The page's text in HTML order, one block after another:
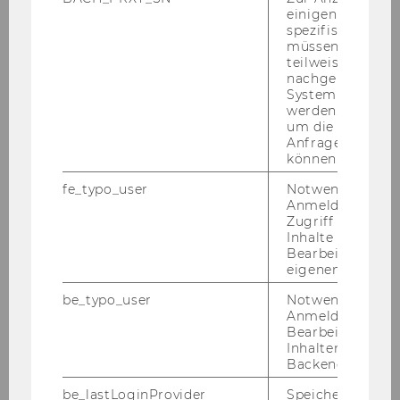
ver­si­tät Bo­lo­gna und der Uni­ver­si­tät De­la­ware
einigen WU-
spezifischen
müssen
teilweise von
nachgelagerten
System
werden.
um die Antwort
Anfrage
können.
fe_typo_user
Notwendig für
Anmeldung und
Zugriff auf
Inhalte oder zur
Bearbeitung des
eigenen Profils.
be_typo_user
Notwendig für
Anmeldung und
Bearbeitung von
Inhalten im
Backend.
be_lastLoginProvider
Speichert die